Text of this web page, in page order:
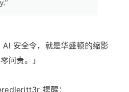
AI 安全令，就是华盛顿的缩影
问责。」
提醒：